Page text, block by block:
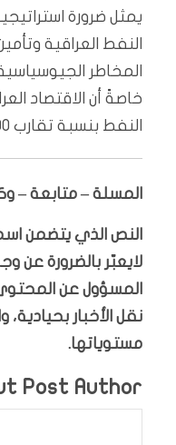
يمثل ضرورة
النفط العراقية
المخاطر
خاصةً أن الاقتصاد
النفط بنسبة تقارب 90%.
المسلة – متابعة –
النص الذي يتضمن اسم
لايعبّر بالضرورة عن
المسؤول عن
نقل الأخبار
مستوياتها.
Post Author